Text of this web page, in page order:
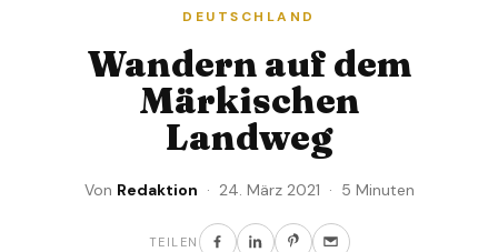
DEUTSCHLAND
Wandern auf dem
Märkischen
Landweg
Von Redaktion · 24. März 2021 · 5 Minuten
TEILEN